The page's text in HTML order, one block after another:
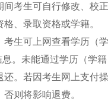
考生可自行修改、
格、录取资格或学籍。
可上网查看学历（
。未能通过学历（
若因考生网上支付
则将影响退费。